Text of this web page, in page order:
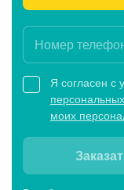
Я согласен с
моих